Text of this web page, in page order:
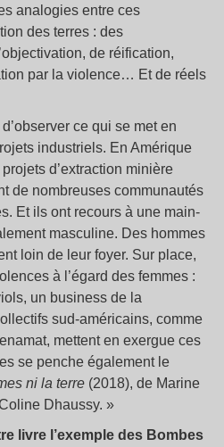
analogies entre ces
des terres : des
de réification,
par la violence… Et de réels
ce qui se met en
industriels. En Amérique
d’extraction minière
de nombreuses communautés
Et ils ont recours à une main-
masculine. Des hommes
loin de leur foyer. Sur place,
à l’égard des femmes :
un business de la
sud-américains, comme
mettent en exergue ces
se penche également le
ni la terre (2018), de Marine
Dhaussy. »
livre l’exemple des Bombes